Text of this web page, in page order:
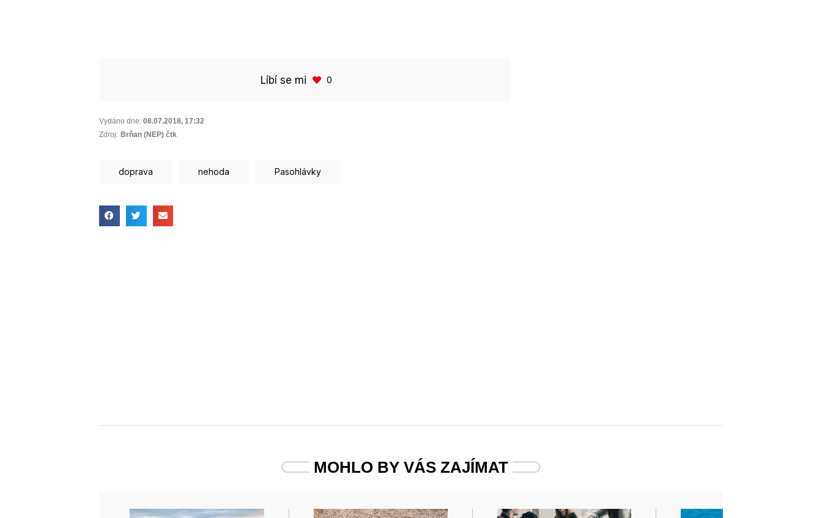
Líbí se mi 0
Vydáno dne: 08.07.2018, 17:32
Zdroj: Brňan (NEP) čtk
doprava nehoda Pasohlávky
MOHLO BY VÁS ZAJÍMAT